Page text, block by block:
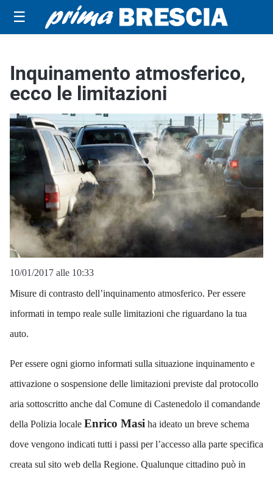
☰
Inquinamento atmosferico,
ecco le limitazioni
10/01/2017 alle 10:33
Misure di contrasto dell’inquinamento atmosferico. Per essere
informati in tempo reale sulle limitazioni che riguardano la tua
auto.
Per essere ogni giorno informati sulla situazione inquinamento e
attivazione o sospensione delle limitazioni previste dal protocollo
aria sottoscritto anche dal Comune di Castenedolo il comandande
della Polizia locale Enrico Masi ha ideato un breve schema
dove vengono indicati tutti i passi per l’accesso alla parte specifica
creata sul sito web della Regione. Qualunque cittadino può in